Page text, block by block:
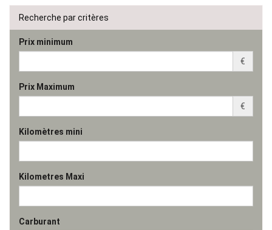
Recherche par critères
Prix minimum
€
Prix Maximum
€
Kilomètres mini
Kilometres Maxi
Carburant